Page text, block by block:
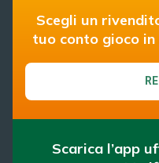
Scegli un
tuo conto gioco in
Scarica l’app